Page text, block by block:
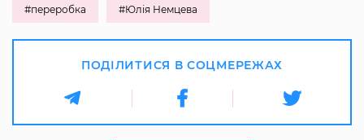
#переробка #Юлія Немцева
ПОДІЛИТИСЯ В СОЦМЕРЕЖАХ